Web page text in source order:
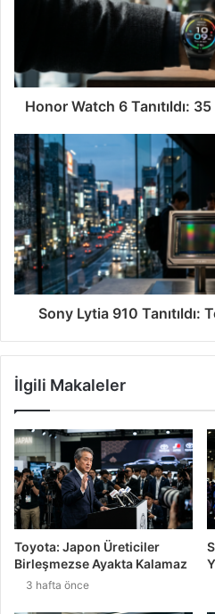
Honor Watch 6 Tanıtıldı:
Sony Lytia 910 Tanıtıldı:
İlgili Makaleler
Toyota: Japon Üreticiler
Birleşmezse Ayakta Kalamaz
3 hafta önce